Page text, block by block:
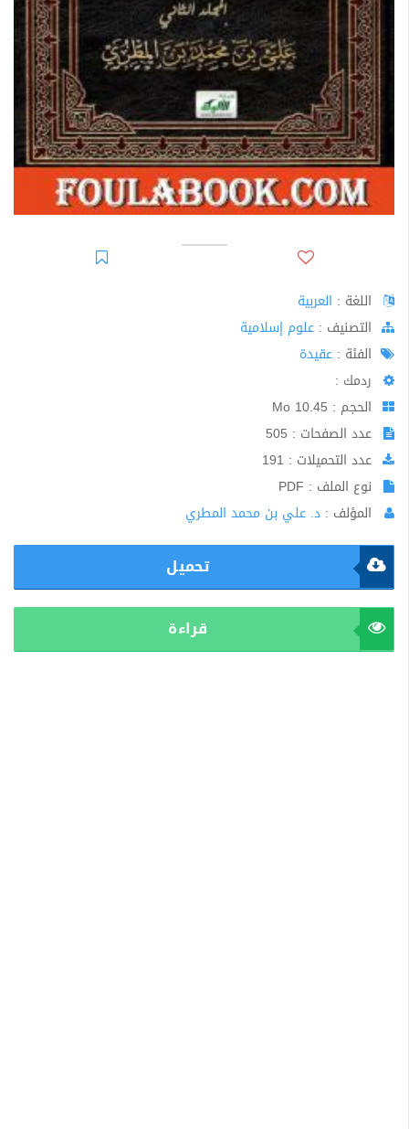
اللغة : العربية
اﻟﺘﺼﻨﻴﻒ : علوم إسلامية
الفئة : عقيدة
ردمك :
الحجم : 10.45 Mo
عدد الصفحات : 505
عدد التحميلات : 191
نوع الملف : PDF
المؤلف : د. علي بن محمد المطري
تحميل
قراءة